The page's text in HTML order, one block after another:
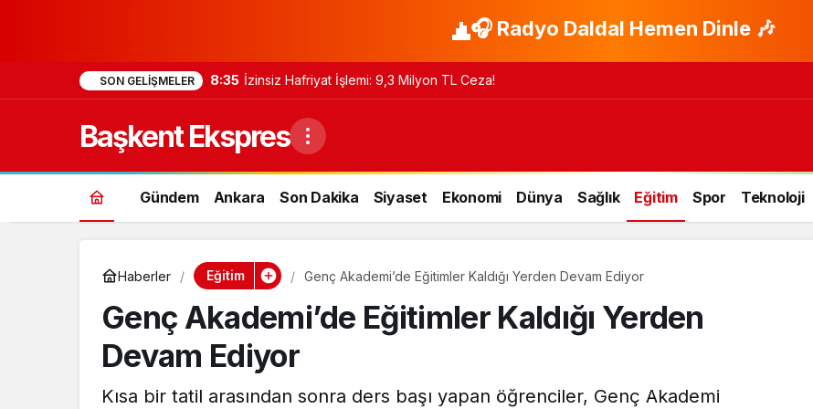
🎧 Radyo Daldal Hemen Dinle 🎶
SON GELIŞMELER 8:35 İzinsiz Hafriyat İşlemi: 9,3 Milyon TL Ceza!
Başkent Ekspres
Gündem Ankara Son Dakika Siyaset Ekonomi Dünya Sağlık Eğitim Spor Teknoloji
Haberler Eğitim Genç Akademi’de Eğitimler Kaldığı Yerden Devam Ediyor
Genç Akademi’de Eğitimler Kaldığı Yerden
Devam Ediyor
Kısa bir tatil arasından sonra ders başı yapan öğrenciler, Genç Akademi